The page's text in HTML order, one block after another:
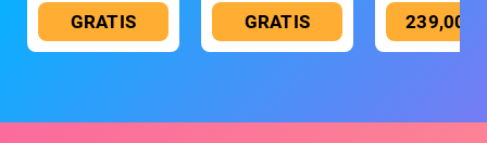
GRATIS GRATIS 239,00 €